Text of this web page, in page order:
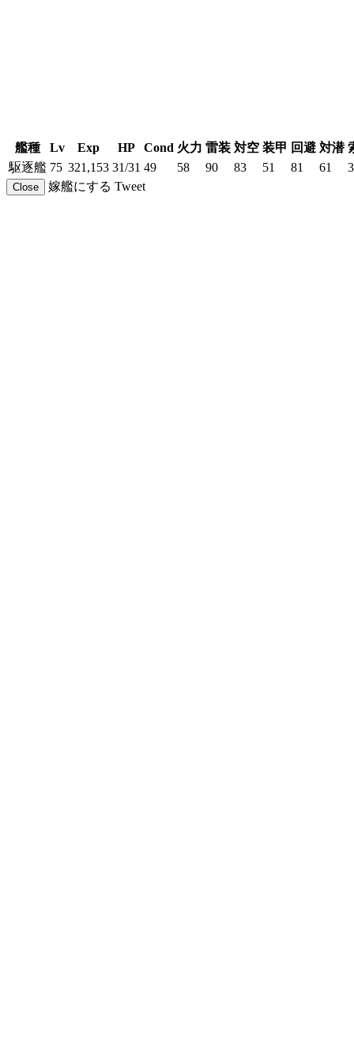
艦種 Lv Exp HP Cond 火力 雷装 対空 装甲 回避 対潜
駆逐艦 75 321,153 31/31 49 58 90 83 51 81 61
Close 嫁艦にする Tweet